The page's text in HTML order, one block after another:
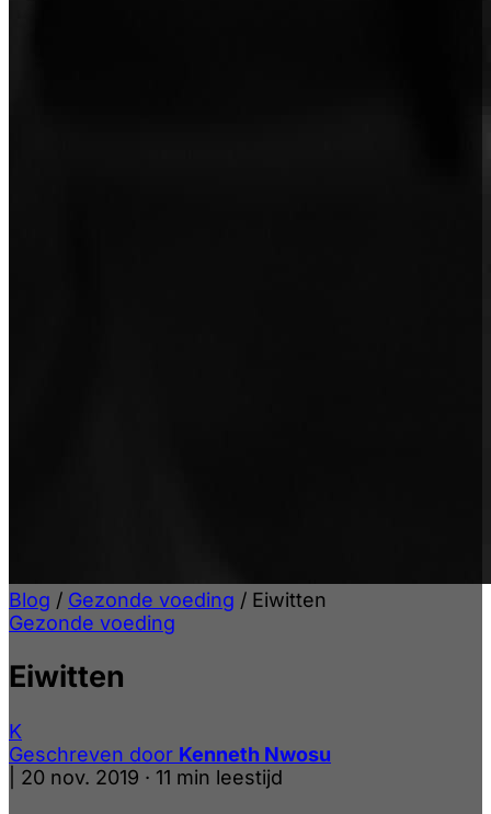
Blog / Gezonde voeding / Eiwitten
Gezonde voeding
Eiwitten
K
Geschreven door Kenneth Nwosu
20 nov. 2019 · 11 min leestijd